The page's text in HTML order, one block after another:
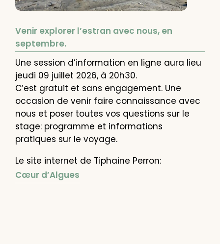
Venir explorer l’estran avec nous, en
septembre.
Une session d’information en ligne aura lieu
jeudi 09 juillet 2026, à 20h30.
C’est gratuit et sans engagement. Une
occasion de venir faire connaissance avec
nous et poser toutes vos questions sur le
stage: programme et informations
pratiques sur le voyage.
Le site internet de Tiphaine Perron:
Cœur d’Algues